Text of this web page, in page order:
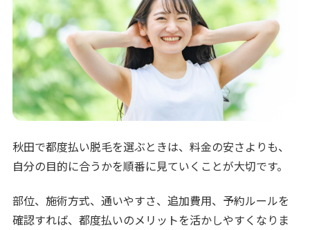
秋田で都度払い脱毛を選ぶときは、料金の安さよりも、
自分の目的に合うかを順番に見ていくことが大切です。
部位、施術方式、通いやすさ、追加費用、予約ルールを
確認すれば、都度払いのメリットを活かしやすくなりま